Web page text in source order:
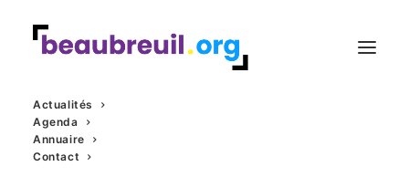
Actualités
Agenda
Annuaire
Contact